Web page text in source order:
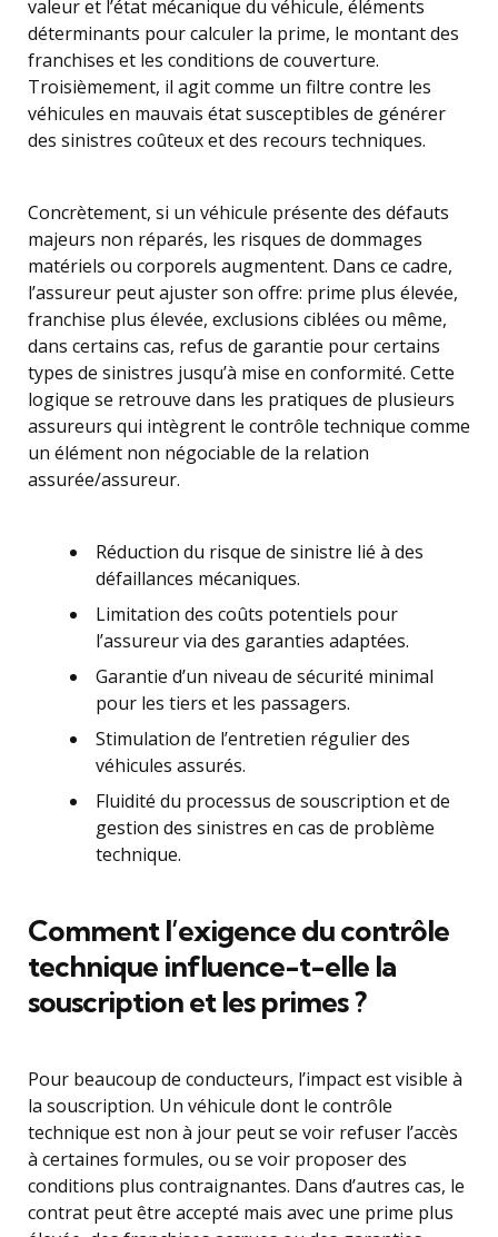
valeur et l’état mécanique du véhicule, éléments
déterminants pour calculer la prime, le montant des
franchises et les conditions de couverture.
Troisièmement, il agit comme un filtre contre les
véhicules en mauvais état susceptibles de générer
des sinistres coûteux et des recours techniques.
Concrètement, si un véhicule présente des défauts
majeurs non réparés, les risques de dommages
matériels ou corporels augmentent. Dans ce cadre,
l’assureur peut ajuster son offre: prime plus élevée,
franchise plus élevée, exclusions ciblées ou même,
dans certains cas, refus de garantie pour certains
types de sinistres jusqu’à mise en conformité. Cette
logique se retrouve dans les pratiques de plusieurs
assureurs qui intègrent le contrôle technique comme
un élément non négociable de la relation
assurée/assureur.
Réduction du risque de sinistre lié à des
défaillances mécaniques.
Limitation des coûts potentiels pour
l’assureur via des garanties adaptées.
Garantie d’un niveau de sécurité minimal
pour les tiers et les passagers.
Stimulation de l’entretien régulier des
véhicules assurés.
Fluidité du processus de souscription et de
gestion des sinistres en cas de problème
technique.
Comment l’exigence du contrôle
technique influence-t-elle la
souscription et les primes ?
Pour beaucoup de conducteurs, l’impact est visible à
la souscription. Un véhicule dont le contrôle
technique est non à jour peut se voir refuser l’accès
à certaines formules, ou se voir proposer des
conditions plus contraignantes. Dans d’autres cas, le
contrat peut être accepté mais avec une prime plus